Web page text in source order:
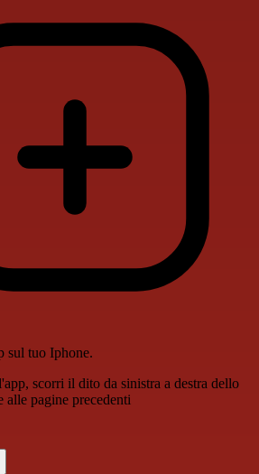
sul tuo Iphone.
scorri il dito da sinistra a destra dello
alle pagine precedenti